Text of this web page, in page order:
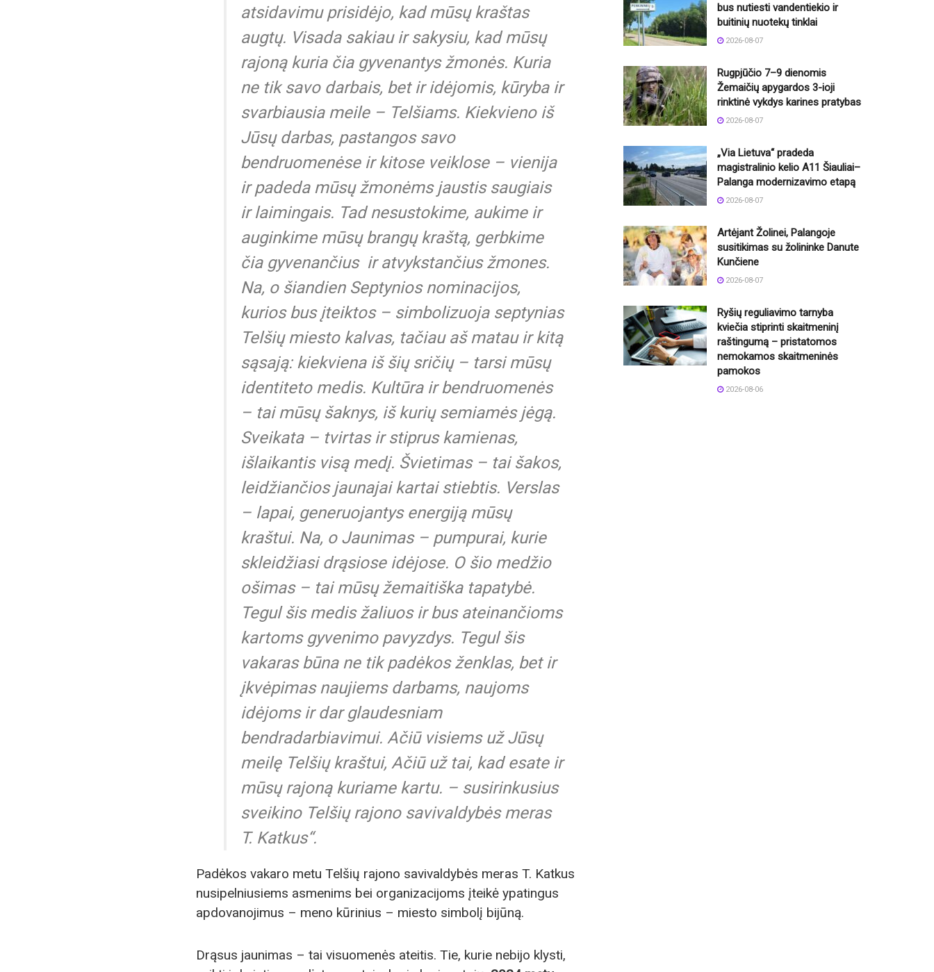
atsidavimu prisidėjo, kad mūsų kraštas
augtų. Visada sakiau ir sakysiu, kad mūsų
rajoną kuria čia gyvenantys žmonės. Kuria
ne tik savo darbais, bet ir idėjomis, kūryba ir
svarbiausia meile – Telšiams. Kiekvieno iš
Jūsų darbas, pastangos savo
bendruomenėse ir kitose veiklose – vienija
ir padeda mūsų žmonėms jaustis saugiais
ir laimingais. Tad nesustokime, aukime ir
auginkime mūsų brangų kraštą, gerbkime
čia gyvenančius ir atvykstančius žmones.
Na, o šiandien Septynios nominacijos,
kurios bus įteiktos – simbolizuoja septynias
Telšių miesto kalvas, tačiau aš matau ir kitą
sąsają: kiekviena iš šių sričių – tarsi mūsų
identiteto medis. Kultūra ir bendruomenės
– tai mūsų šaknys, iš kurių semiamės jėgą.
Sveikata – tvirtas ir stiprus kamienas,
išlaikantis visą medį. Švietimas – tai šakos,
leidžiančios jaunajai kartai stiebtis. Verslas
– lapai, generuojantys energiją mūsų
kraštui. Na, o Jaunimas – pumpurai, kurie
skleidžiasi drąsiose idėjose. O šio medžio
ošimas – tai mūsų žemaitiška tapatybė.
Tegul šis medis žaliuos ir bus ateinančioms
kartoms gyvenimo pavyzdys. Tegul šis
vakaras būna ne tik padėkos ženklas, bet ir
įkvėpimas naujiems darbams, naujoms
idėjoms ir dar glaudesniam
bendradarbiavimui. Ačiū visiems už Jūsų
meilę Telšių kraštui, Ačiū už tai, kad esate ir
mūsų rajoną kuriame kartu. – susirinkusius
sveikino Telšių rajono savivaldybės meras
T. Katkus“.
Padėkos vakaro metu Telšių rajono savivaldybės meras T. Katkus
nusipelniusiems asmenims bei organizacijoms įteikė ypatingus
apdovanojimus – meno kūrinius – miesto simbolį bijūną.
Drąsus jaunimas – tai visuomenės ateitis. Tie, kurie nebijo klysti,
bus nutiesti vandentiekio ir
buitinių nuotekų tinklai
2026-08-07
Rugpjūčio 7–9 dienomis
Žemaičių apygardos 3-ioji
rinktinė vykdys karines pratybas
2026-08-07
„Via Lietuva“ pradeda
magistralinio kelio A11 Šiauliai–
Palanga modernizavimo etapą
2026-08-07
Artėjant Žolinei, Palangoje
susitikimas su žolininke Danute
Kunčiene
2026-08-07
Ryšių reguliavimo tarnyba
kviečia stiprinti skaitmeninį
raštingumą – pristatomos
nemokamos skaitmeninės
pamokos
2026-08-06